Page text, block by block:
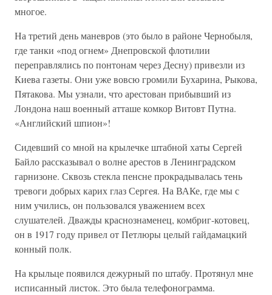
многое.
На третий день маневров (это было в районе Чернобыля,
где танки «под огнем» Днепровской флотилии
переправлялись по понтонам через Десну) привезли из
Киева газеты. Они уже вовсю громили Бухарина, Рыкова,
Пятакова. Мы узнали, что арестован прибывший из
Лондона наш военный атташе комкор Витовт Путна.
«Английский шпион»!
Сидевший со мной на крылечке штабной хаты Сергей
Байло рассказывал о волне арестов в Ленинградском
гарнизоне. Сквозь стекла пенсне прокрадывалась тень
тревоги добрых карих глаз Сергея. На ВАКе, где мы с
ним учились, он пользовался уважением всех
слушателей. Дважды краснознаменец, комбриг-котовец,
он в 1917 году привел от Петлюры целый гайдамацкий
конный полк.
На крыльце появился дежурный по штабу. Протянул мне
исписанный листок. Это была телефонограмма.